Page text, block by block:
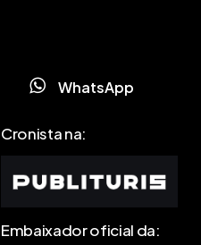
WhatsApp
Cronista na:
Embaixador oficial da: